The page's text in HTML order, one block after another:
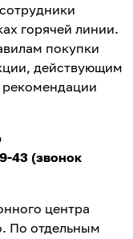
горячей линии.
покупки
действующим
43 (звонок
центра
По отдельным